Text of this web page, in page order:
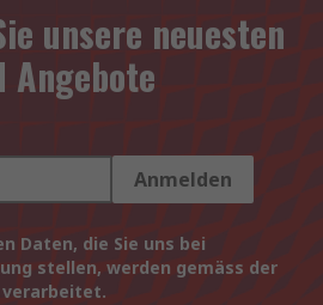
unsere neuesten
Angebote
Anmelden
Daten, die Sie uns bei
stellen, werden gemäss der
verarbeitet.